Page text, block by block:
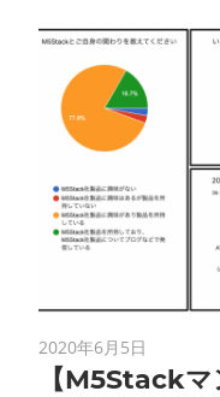
2020年6月5日
【M5Stack